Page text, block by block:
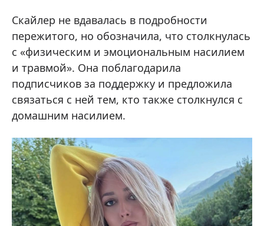
Скайлер не вдавалась в подробности
пережитого, но обозначила, что столкнулась
с «физическим и эмоциональным насилием
и травмой». Она поблагодарила
подписчиков за поддержку и предложила
связаться с ней тем, кто также столкнулся с
домашним насилием.